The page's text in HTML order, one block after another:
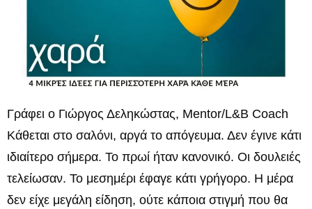
Γράφει ο Γιώργος Δεληκώστας, Mentor/L&B Coach
Κάθεται στο σαλόνι, αργά το απόγευμα. Δεν έγινε κάτι
ιδιαίτερο σήμερα. Το πρωί ήταν κανονικό. Οι δουλειές
τελείωσαν. Το μεσημέρι έφαγε κάτι γρήγορο. Η μέρα
δεν είχε μεγάλη είδηση, ούτε κάποια στιγμή που θα